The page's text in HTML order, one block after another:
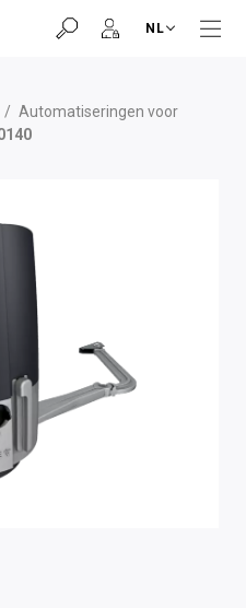
NL
/ Automatiseringen voor